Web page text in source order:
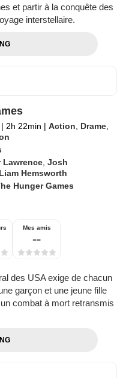
et partir à la conquête des
interstellaire.
| 2h 22min | Action Drame
Lawrence ,Josh
Liam Hemsworth
Hunger Games
Mes amis
--
des USA exige de chacun
garçon et une jeune fille
combat à mort retransmis